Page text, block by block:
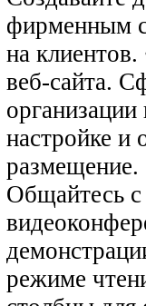
фирменным
на
веб-сайта.
настройке и
размещение.
Общайтесь с
режиме